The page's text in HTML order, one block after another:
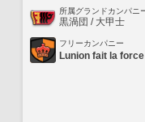
所属グランドカンパニ
黒渦団 / 大甲士
フリーカンパニー
Lunion fait la force